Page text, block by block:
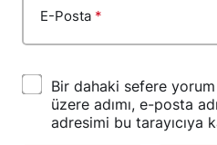
E-Posta *
Bir dahaki sefere yorum
üzere adımı, e-posta
adresimi bu tarayıcıya